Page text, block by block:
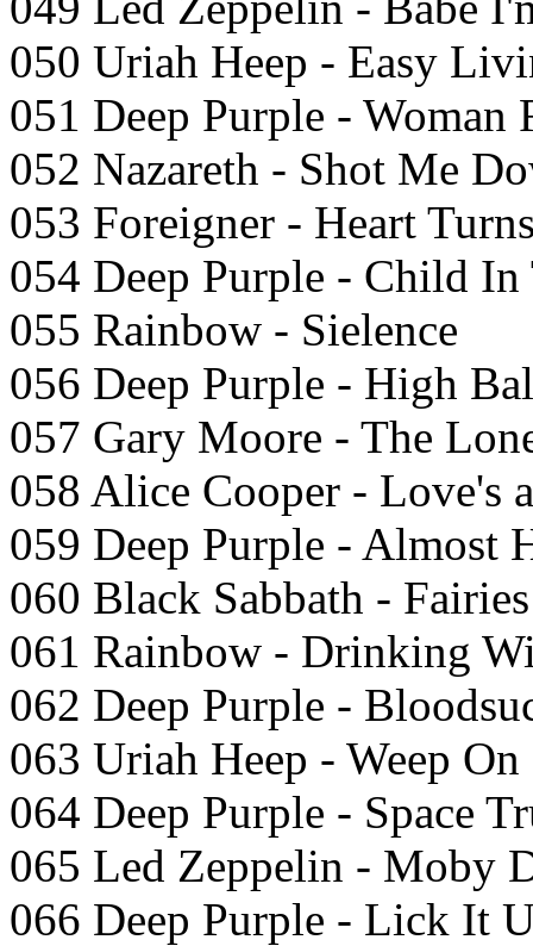
050 Uriah Heep - Easy
051 Deep Purple - Woman
052 Nazareth - Shot Me
053 Foreigner - Heart
054 Deep Purple - Child In
055 Rainbow - Sielence
056 Deep Purple - High
057 Gary Moore - The
058 Alice Cooper - Love's
059 Deep Purple - Almost
060 Black Sabbath -
061 Rainbow - Drinking
062 Deep Purple -
063 Uriah Heep - Weep On
064 Deep Purple - Space
065 Led Zeppelin - Moby
066 Deep Purple - Lick It